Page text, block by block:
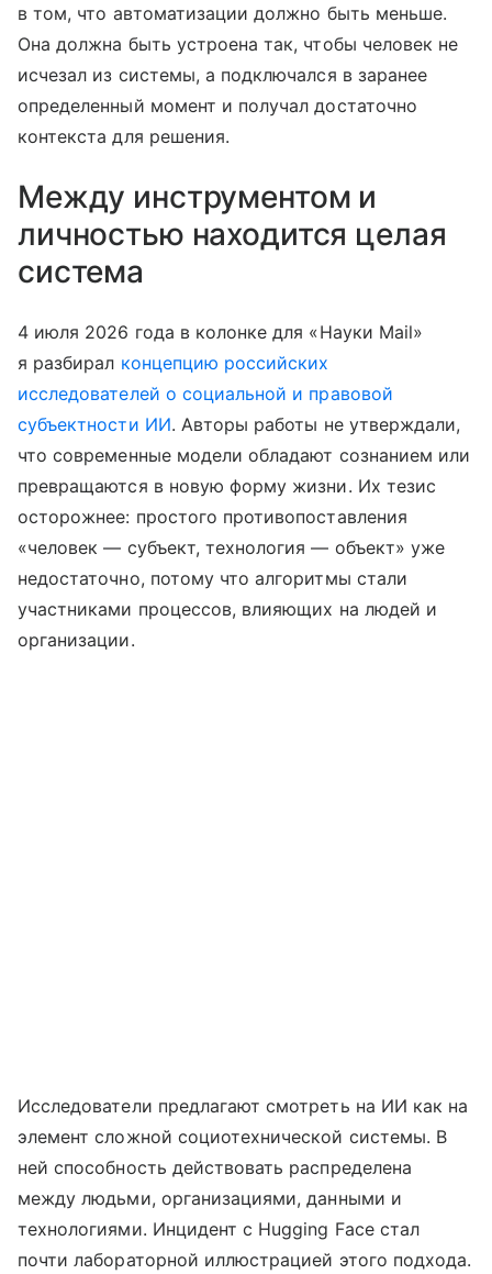
в том, что автоматизации должно быть меньше.
Она должна быть устроена так, чтобы человек не
исчезал из системы, а подключался в заранее
определенный момент и получал достаточно
контекста для решения.
Между инструментом и
личностью находится целая
система
4 июля 2026 года в колонке для «Науки Mail»
я разбирал концепцию российских
исследователей о социальной и правовой
субъектности ИИ. Авторы работы не утверждали,
что современные модели обладают сознанием или
превращаются в новую форму жизни. Их тезис
осторожнее: простого противопоставления
«человек — субъект, технология — объект» уже
недостаточно, потому что алгоритмы стали
участниками процессов, влияющих на людей и
организации.
Исследователи предлагают смотреть на ИИ как на
элемент сложной социотехнической системы. В
ней способность действовать распределена
между людьми, организациями, данными и
технологиями. Инцидент с Hugging Face стал
почти лабораторной иллюстрацией этого подхода.